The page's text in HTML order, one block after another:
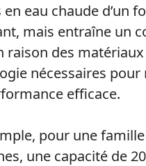
eau chaude d’un
mais entraîne un
raison des
nécessaires
efficace.
pour une
une capacité de